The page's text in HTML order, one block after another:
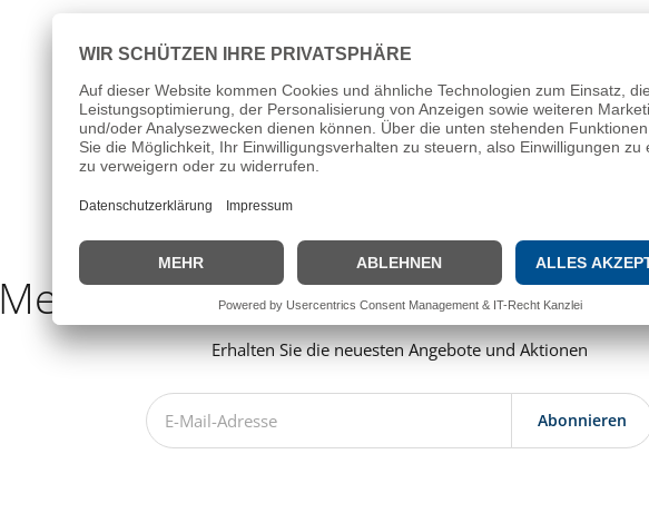
Melden Sie sich für unseren
Erhalten Sie die neuesten Angebote und Aktionen
Abonnieren